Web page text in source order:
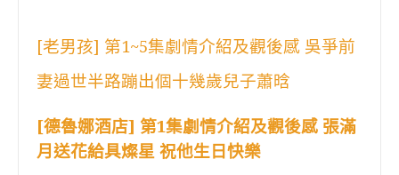
[老男孩] 第1~5集劇情介紹及觀後感 吳爭前
妻過世半路蹦出個十幾歲兒子蕭晗
[德魯娜酒店] 第1集劇情介紹及觀後感 張滿
月送花給具燦星 祝他生日快樂